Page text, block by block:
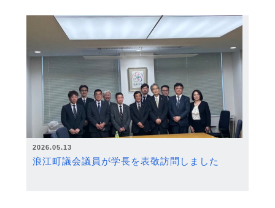
2026.05.13
浪江町議会議員が学長を表敬訪問しました